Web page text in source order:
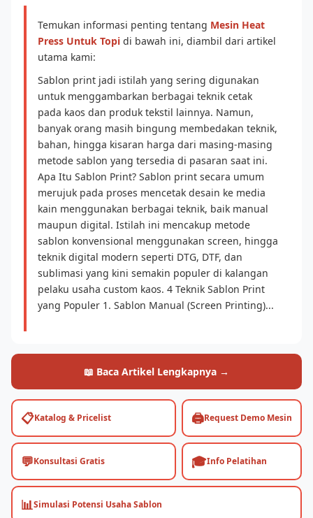
Temukan informasi penting tentang Mesin Heat
Press Untuk Topi di bawah ini, diambil dari artikel
utama kami:
Sablon print jadi istilah yang sering digunakan
untuk menggambarkan berbagai teknik cetak
pada kaos dan produk tekstil lainnya. Namun,
banyak orang masih bingung membedakan teknik,
bahan, hingga kisaran harga dari masing-masing
metode sablon yang tersedia di pasaran saat ini.
Apa Itu Sablon Print? Sablon print secara umum
merujuk pada proses mencetak desain ke media
kain menggunakan berbagai teknik, baik manual
maupun digital. Istilah ini mencakup metode
sablon konvensional menggunakan screen, hingga
teknik digital modern seperti DTG, DTF, dan
sublimasi yang kini semakin populer di kalangan
pelaku usaha custom kaos. 4 Teknik Sablon Print
yang Populer 1. Sablon Manual (Screen Printing)...
📖 Baca Artikel Lengkapnya →
📋Katalog & Pricelist 🖨️Request Demo Mesin
💬Konsultasi Gratis 🎓Info Pelatihan
📊Simulasi Potensi Usaha Sablon